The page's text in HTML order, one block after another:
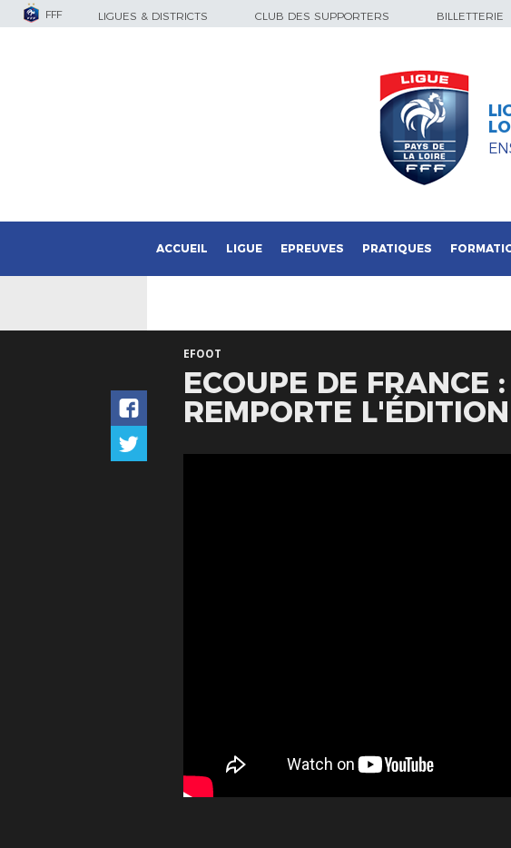
FFF LIGUES & DISTRICTS CLUB DES SUPPORTERS BILLETTERIE
ACCUEIL LIGUE EPREUVES PRATIQUES
EFOOT
ECOUPE DE FRANCE
REMPORTE